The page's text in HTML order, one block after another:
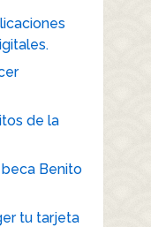
de la
Benito
tu tarjeta